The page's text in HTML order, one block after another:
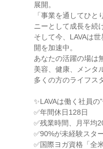
展開。
「事業を通してひ
ニーとして成長を続
そして今、LAVAは
開を加速中。
あなたの活躍の場は
美容、健康、メンタ
多くの方のライフス
✨LAVAは働く社員の
✅年間休日128日
✅残業時間、月平均
✅90%が未経験スタ
✅国際ヨガ資格「全